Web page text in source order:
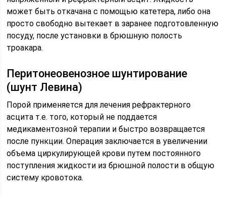
может быть откачана с помощью катетера, либо она
просто свободно вытекает в заранее подготовленную
посуду, после установки в брюшную полость
троакара.
Перитонеовенозное шунтирование
(шунт Левина)
Порой применяется для лечения рефрактерного
асцита т.е. того, который не поддается
медикаментозной терапии и быстро возвращается
после пункции. Операция заключается в увеличении
объема циркулирующей крови путем постоянного
поступления жидкости из брюшной полости в общую
систему кровотока.